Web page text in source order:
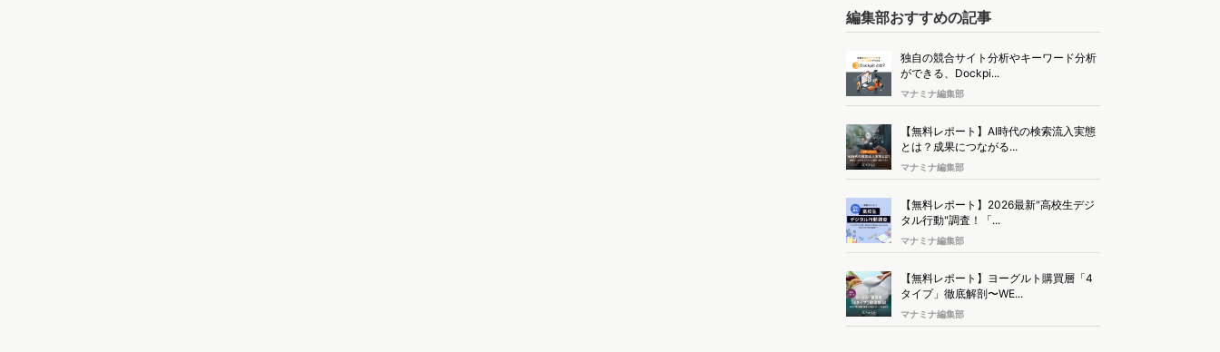
編集部おすすめの記事
独自の競合サイト分析やキーワード分析
ができる、Dockpi...
マナミナ編集部
【無料レポート】AI時代の検索流入実態
とは？成果につながる...
マナミナ編集部
【無料レポート】2026最新"高校生デジ
タル行動"調査！「...
マナミナ編集部
【無料レポート】ヨーグルト購買層「4
タイプ」徹底解剖〜WE...
マナミナ編集部